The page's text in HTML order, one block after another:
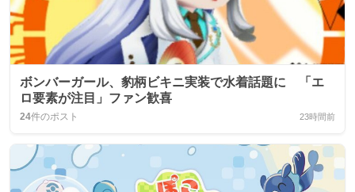
ボンバーガール、豹柄ビキニ実装で水着話題に 「エ
ロ要素が注目」ファン歓喜
24件のポスト 23時間前